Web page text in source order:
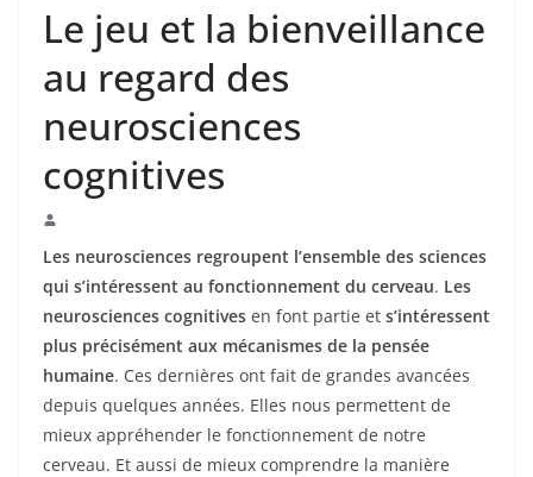
Le jeu et la bienveillance
au regard des
neurosciences
cognitives
Les neurosciences regroupent l’ensemble des sciences
qui s’intéressent au fonctionnement du cerveau. Les
neurosciences cognitives en font partie et s’intéressent
plus précisément aux mécanismes de la pensée
humaine. Ces dernières ont fait de grandes avancées
depuis quelques années. Elles nous permettent de
mieux appréhender le fonctionnement de notre
cerveau. Et aussi de mieux comprendre la manière